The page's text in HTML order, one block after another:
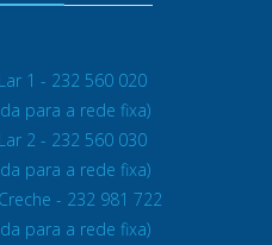
Lar 1 - 232 560 020
para a rede fixa)
Lar 2 - 232 560 030
para a rede fixa)
Creche - 232 981 722
para a rede fixa)